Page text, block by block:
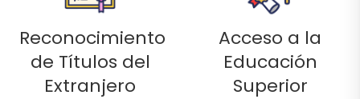
Reconocimiento
de Títulos del
Extranjero
Acceso a la
Educación
Superior